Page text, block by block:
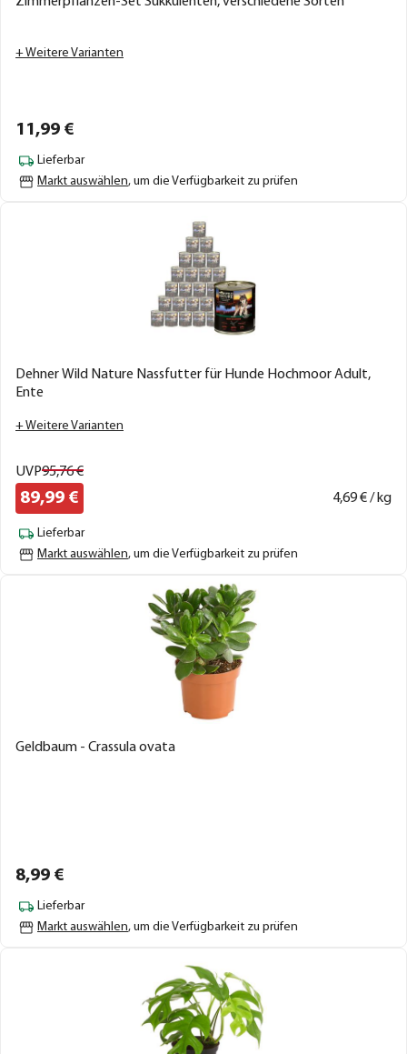
+ Weitere Varianten
11,99 €
Lieferbar
Markt auswählen, um die Verfügbarkeit zu prüfen
Dehner Wild Nature Nassfutter für Hunde Hochmoor Adult,
Ente
+ Weitere Varianten
UVP95,76€
89,99 € 4,69€ / kg
Lieferbar
Markt auswählen, um die Verfügbarkeit zu prüfen
Geldbaum - Crassula ovata
8,99 €
Lieferbar
Markt auswählen, um die Verfügbarkeit zu prüfen